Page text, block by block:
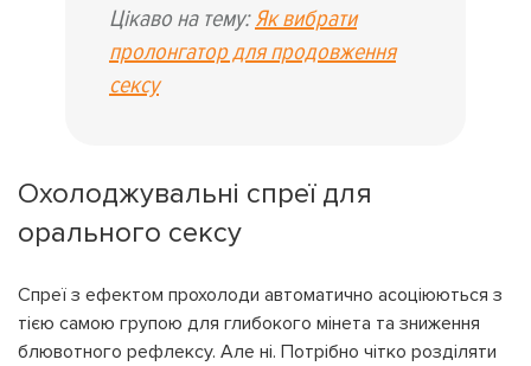
Цікаво на тему: Як вибрати
пролонгатор для продовження
сексу
Охолоджувальні спреї для
орального сексу
Спреї з ефектом прохолоди автоматично асоціюються з
тією самою групою для глибокого мінета та зниження
блювотного рефлексу. Але ні. Потрібно чітко розділяти